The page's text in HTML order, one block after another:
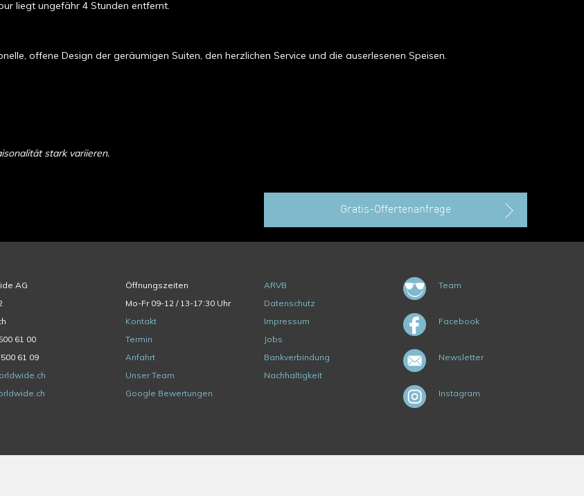
liegt ungefähr 4 Stunden entfernt.
offene Design der geräumigen Suiten, den herzlichen Service und die auserlesenen Speisen.
stark variieren.
Gratis-Offertenanfrage
AG
61 00
61 09
Öffnungszeiten
Mo-Fr 09-12 / 13-17:30 Uhr
Kontakt
Termin
Anfahrt
Unser Team
Google Bewertungen
ARVB
Datenschutz
Impressum
Jobs
Bankverbindung
Nachhaltigkeit
Team
Facebook
Newsletter
Instagram